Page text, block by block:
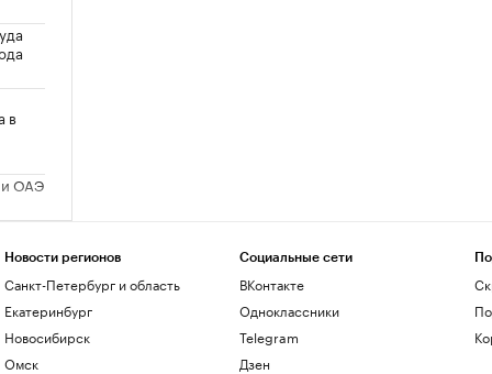
в
и ОАЭ
Новости регионов
Санкт-Петербург и область
Екатеринбург
Новосибирск
Омск
Социальные сети
ВКонтакте
Одноклассники
Telegram
Дзен